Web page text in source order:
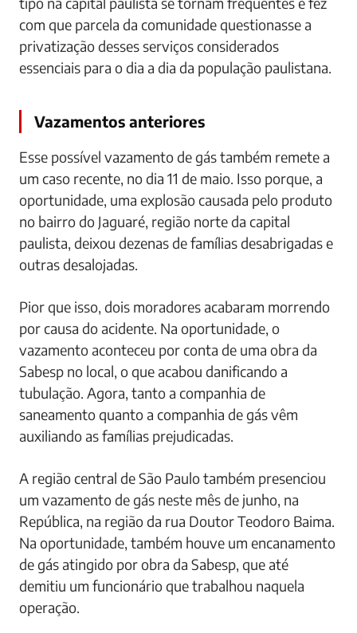
com que parcela da comunidade questionasse a
privatização desses serviços considerados
essenciais para o dia a dia da população paulistana.
Vazamentos anteriores
Esse possível vazamento de gás também remete a
um caso recente, no dia 11 de maio. Isso porque, a
oportunidade, uma explosão causada pelo produto
no bairro do Jaguaré, região norte da capital
paulista, deixou dezenas de famílias desabrigadas e
outras desalojadas.
Pior que isso, dois moradores acabaram morrendo
por causa do acidente. Na oportunidade, o
vazamento aconteceu por conta de uma obra da
Sabesp no local, o que acabou danificando a
tubulação. Agora, tanto a companhia de
saneamento quanto a companhia de gás vêm
auxiliando as famílias prejudicadas.
A região central de São Paulo também presenciou
um vazamento de gás neste mês de junho, na
República, na região da rua Doutor Teodoro Baima.
Na oportunidade, também houve um encanamento
de gás atingido por obra da Sabesp, que até
demitiu um funcionário que trabalhou naquela
operação.